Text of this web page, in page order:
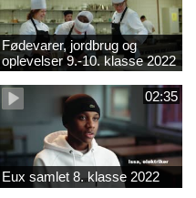
Fødevarer, jordbrug og
oplevelser 9.-10. klasse 2022
02:35
Eux samlet 8. klasse 2022